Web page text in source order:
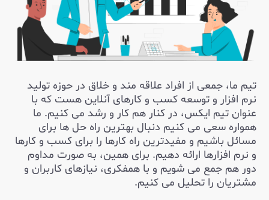
تیم ما، جمعی از افراد علاقه مند و خلاق در حوزه تولید
نرم افزار و توسعه کسب و کارهای آنلاین هست که با
عنوان تیم ایکس، در کنار هم کار و رشد می کنیم. ما
همواره سعی می کنیم دنبال بهترین راه حل ها برای
مسائل باشیم و مفیدترین راه کارها را برای کسب و کارها
و نرم افزارها ارائه دهیم. برای همین، به صورت مداوم
دور هم جمع می شویم و با همفکری، نیازهای کاربران و
مشتریان را تحلیل می کنیم.